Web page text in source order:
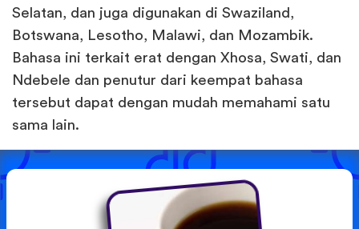
Selatan, dan juga digunakan di Swaziland,
Botswana, Lesotho, Malawi, dan Mozambik.
Bahasa ini terkait erat dengan Xhosa, Swati, dan
Ndebele dan penutur dari keempat bahasa
tersebut dapat dengan mudah memahami satu
sama lain.